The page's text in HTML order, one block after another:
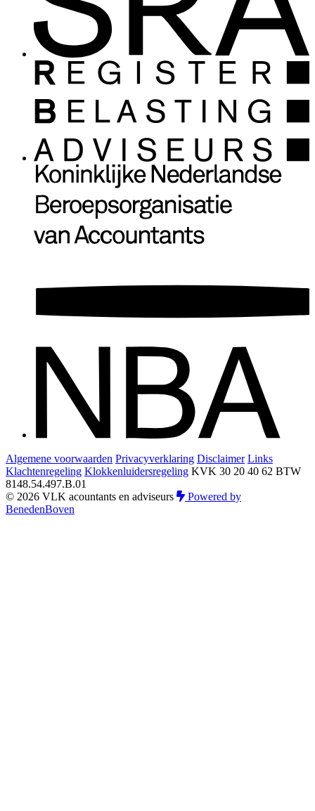
Algemene voorwaarden Privacyverklaring Disclaimer Links
Klachtenregeling Klokkenluidersregeling KVK 30 20 40 62 BTW
8148.54.497.B.01
© 2026 VLK acountants en adviseurs
Powered by
BenedenBoven